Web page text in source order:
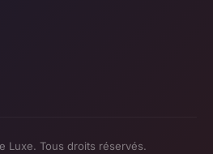
Luxe. Tous droits réservés.